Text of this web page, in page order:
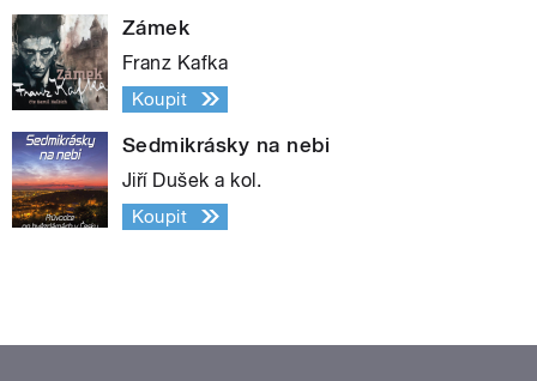
Zámek
Franz Kafka
Koupit
Sedmikrásky na nebi
Jiří Dušek a kol.
Koupit